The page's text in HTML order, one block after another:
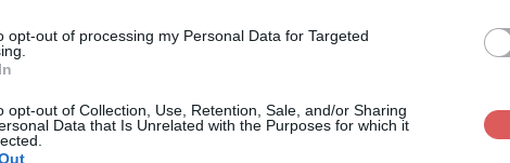
opt-out of processing my Personal Data for Targeted
opt-out of Collection, Use, Retention, Sale, and/or Sharing
Data that Is Unrelated with the Purposes for which it
& peluches 2.zip